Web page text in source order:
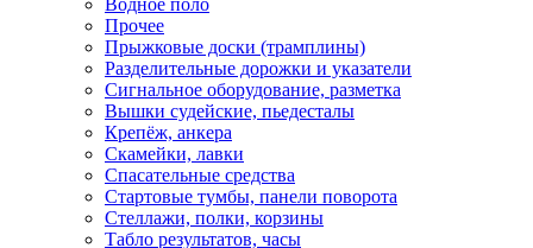
Водное поло
Прочее
Прыжковые доски (трамплины)
Разделительные дорожки и указатели
Cигнальное оборудование, разметка
Вышки судейские, пьедесталы
Крепёж, анкера
Скамейки, лавки
Спасательные средства
Стартовые тумбы, панели поворота
Стеллажи, полки, корзины
Табло результатов, часы